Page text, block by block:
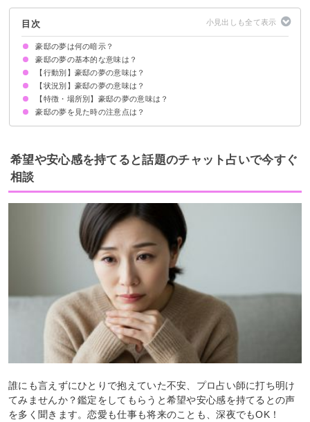
目次
豪邸の夢は何の暗示？
豪邸の夢の基本的な意味は？
①権力や地位の暗示
②煌びやかな暮らしに憧れている暗示
状況によって意味が決まる
【行動別】豪邸の夢の意味は？
豪邸に住む夢【吉夢・願望夢】
豪邸に引っ越す夢【吉夢・願望夢】
豪邸で迷う夢【凶夢】
豪邸を買う夢【吉夢】
豪邸に泊まる夢【吉夢】
豪邸を建てる夢【吉夢】
【状況別】豪邸の夢の意味は？
豪邸に招かれる夢【吉夢】
実家が豪邸になる夢【吉夢】
豪邸が壊れる夢【凶夢】
小さい家が豪邸になる夢【吉夢】
豪邸が小さな家になる夢【凶夢】
【特徴・場所別】豪邸の夢の意味は？
お城のような豪邸の夢【吉夢】
広い豪邸の夢【願望夢】
プールがある豪邸の夢【願望夢】
豪邸のお風呂の夢【願望夢】
豪邸の階段の夢【吉夢】
豪邸の玄関の夢【吉夢】
庭がある豪邸の夢【願望夢】
豪邸の夢を見た時の注意点は？
吉夢なら話さず警告夢や凶夢は人に話す
希望や安心感を持てると話題のチャット占いで今すぐ
相談
誰にも言えずにひとりで抱えていた不安、プロ占い師に打ち明け
てみませんか？鑑定をしてもらうと希望や安心感を持てるとの声
を多く聞きます。恋愛も仕事も将来のことも、深夜でもOK！